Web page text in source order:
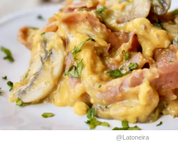
@Latoneira